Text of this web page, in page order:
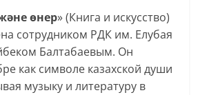
өнер» (Книга и искусство)
сотрудником РДК им. Елубая
Балтабаевым. Он
как символе казахской души
музыку и литературу в